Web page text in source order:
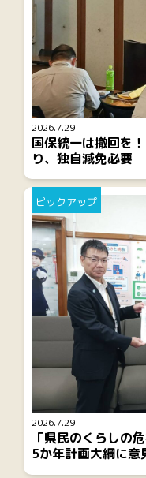
2026.7.29
国保統一は撤回を
り、独自減免必要
2026.7.29
ピックアップ
「県民のくらしの
5か年計画大綱に意